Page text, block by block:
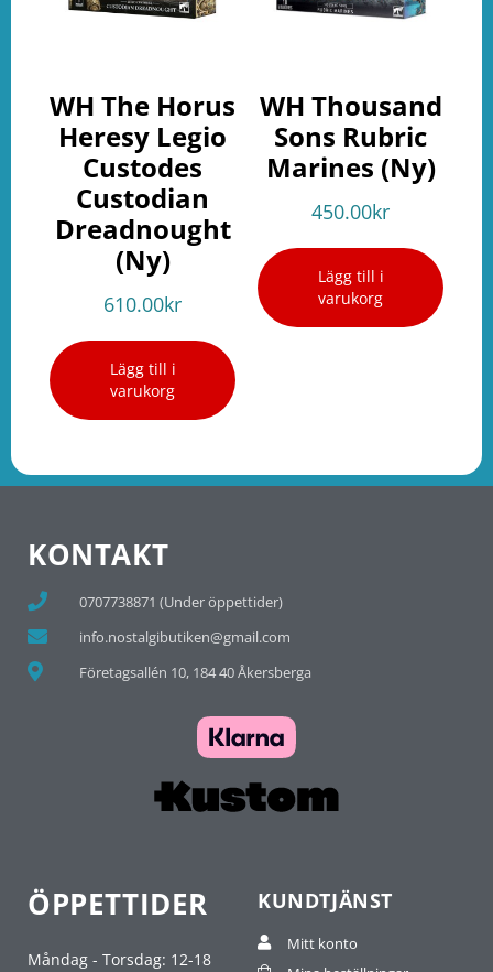
WH The Horus
Heresy Legio
Custodes
Custodian
Dreadnought
(Ny)
610.00kr
Lägg till i
varukorg
WH Thousand
Sons Rubric
Marines (Ny)
450.00kr
Lägg till i
varukorg
KONTAKT
0707738871 (Under öppettider)
info.nostalgibutiken@gmail.com
Företagsallén 10, 184 40 Åkersberga
ÖPPETTIDER
Måndag - Torsdag: 12-18
KUNDTJÄNST
Mitt konto